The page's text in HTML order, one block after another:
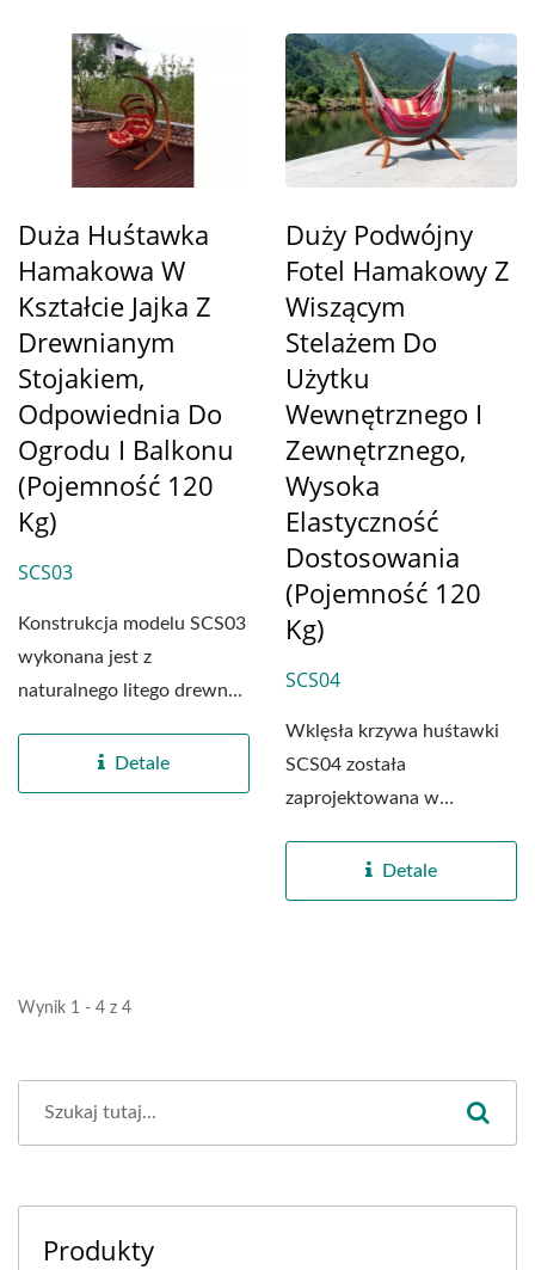
Duża Huśtawka
Hamakowa W
Kształcie Jajka Z
Drewnianym
Stojakiem,
Odpowiednia Do
Ogrodu I Balkonu
(Pojemność 120
Kg)
SCS03
Konstrukcja modelu SCS03
wykonana jest z
naturalnego litego drewna,
zaprojektowana...
Detale
Duży Podwójny
Fotel Hamakowy Z
Wiszącym
Stelażem Do
Użytku
Wewnętrznego I
Zewnętrznego,
Wysoka
Elastyczność
Dostosowania
(pojemność 120
Kg)
SCS04
Wklęsła krzywa huśtawki
SCS04 została
zaprojektowana w
amerykańskich...
Detale
Wynik 1 - 4 z 4
Produkty